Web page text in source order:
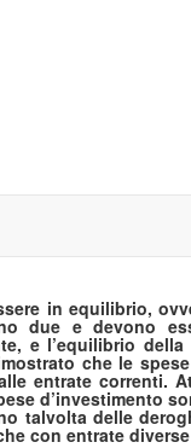
in equilibrio,
due e devono
e l’equilibrio
che le
entrate correnti.
d’investimento
talvolta delle
con entrate